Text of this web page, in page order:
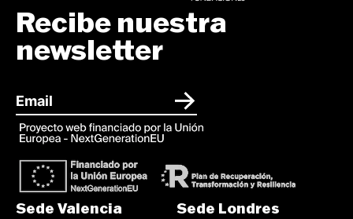
Recibe nuestra
newsletter
Sede Valencia
Sede Londres